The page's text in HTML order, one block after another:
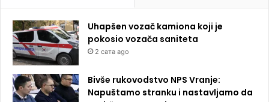
Uhapšen vozač kamiona koji je
pokosio vozača saniteta
2 сата ago
Bivše rukovodstvo NPS Vranje:
Napuštamo stranku i nastavljamo da